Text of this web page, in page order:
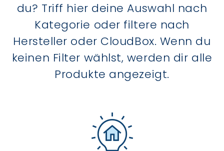
du? Triff hier deine Auswahl nach
Kategorie oder filtere nach
Hersteller oder CloudBox. Wenn du
keinen Filter wählst, werden dir alle
Produkte angezeigt.